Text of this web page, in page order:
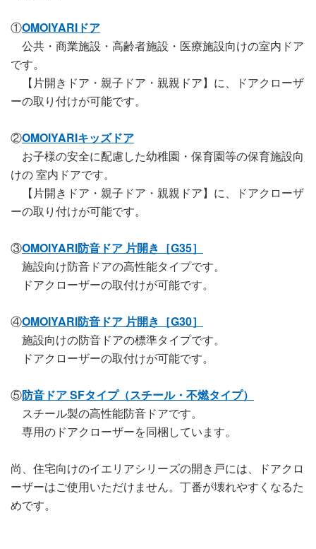
①OMOIYARIドア
公共・商業施設・高齢者施設・医療施設向けの室内ドア
です。
【片開きドア・親子ドア・親親ドア】に、ドアクローザ
ーの取り付けが可能です。
②OMOIYARIキッズドア
お子様の安全に配慮した幼稚園・保育園等の保育施設向
けの 室内ドアです。
【片開きドア・親子ドア・親親ドア】に、ドアクローザ
ーの取り付けが可能です。
③OMOIYARI防音ドア 片開き［G35］
施設向け防音ドアの高性能タイプです。
ドアクローザーの取付けが可能です。
④OMOIYARI防音ドア 片開き［G30］
施設向けの防音ドアの標準タイプです。
ドアクローザーの取付けが可能です。
⑤防音ドア SFタイプ（スチール・不燃タイプ）
スチール製の高性能防音ドアです。
専用のドアクローザーを同梱しています。
尚、住宅向けのイエリアシリーズの開き戸には、ドアクロ
ーザーはご使用いただけません。丁番が壊れやすくなるた
めです。